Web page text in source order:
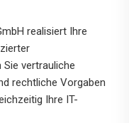
realisiert Ihre
vertrauliche
rechtliche Vorgaben
Ihre IT-